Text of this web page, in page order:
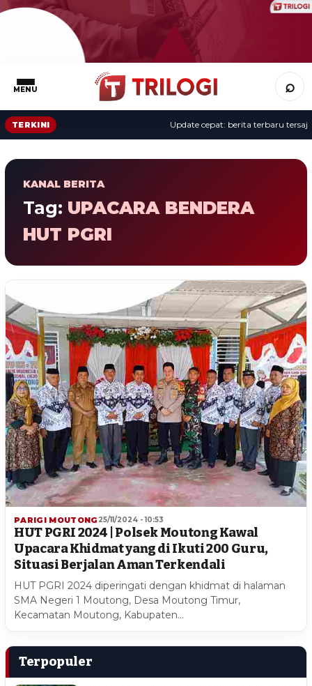
MENU ⌕
TERKINI Update cepat: berita terbaru tersaji
KANAL BERITA
Tag: UPACARA BENDERA
HUT PGRI
PARIGI MOUTONG 25/11/2024 - 10:53
HUT PGRI 2024 | Polsek Moutong Kawal
Upacara Khidmat yang di Ikuti 200 Guru,
Situasi Berjalan Aman Terkendali
HUT PGRI 2024 diperingati dengan khidmat di halaman
SMA Negeri 1 Moutong, Desa Moutong Timur,
Kecamatan Moutong, Kabupaten…
Terpopuler